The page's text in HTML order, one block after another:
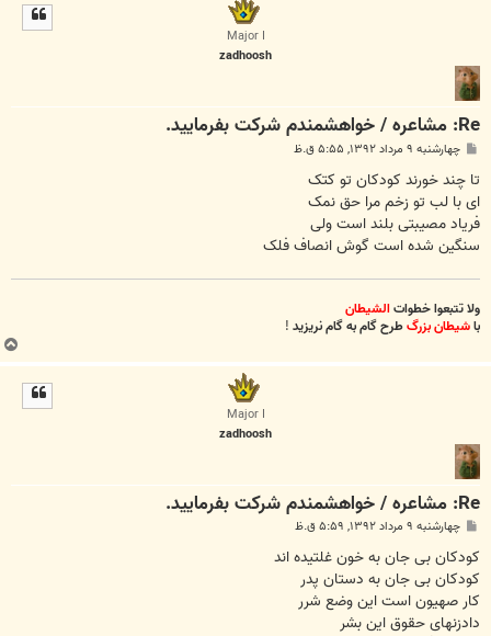
Major I
zadhoosh
Re: مشاعره / خواهشمندم شرکت بفرماييد.
پ
ت
چهارشنبه ۹ مرداد ۱۳۹۲, ۵:۵۵ ق.ظ
تا چند خورند کودکان تو کتک
ای با لب تو زخم مرا حق نمک
فریاد مصیبتی بلند است ولی
سنگین شده است گوش انصاف فلک
ولا تتبعوا خطواتالشیطان
باشیطان بزرگطرح گام به گام نریزید!
ب
ا
Major I
zadhoosh
Re: مشاعره / خواهشمندم شرکت بفرماييد.
پ
ت
چهارشنبه ۹ مرداد ۱۳۹۲, ۵:۵۹ ق.ظ
کودکان بی جان به خون غلتیده اند
کودکان بی جان به دستان پدر
کار صهیون است این وضع شرر
دادزنهای حقوق این بشر